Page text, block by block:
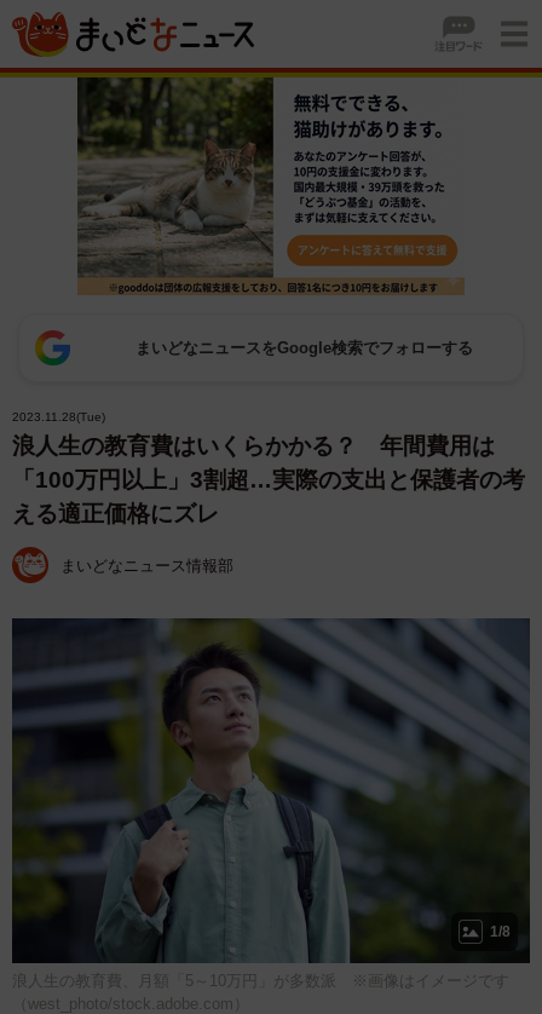
まいどなニュースをGoogle検索でフォローする
2023.11.28(Tue)
浪人生の教育費はいくらかかる？ 年間費用は
「100万円以上」3割超…実際の支出と保護者の考
える適正価格にズレ
まいどなニュース情報部
1/8
浪人生の教育費、月額「5～10万円」が多数派 ※画像はイメージです
（west_photo/stock.adobe.com）